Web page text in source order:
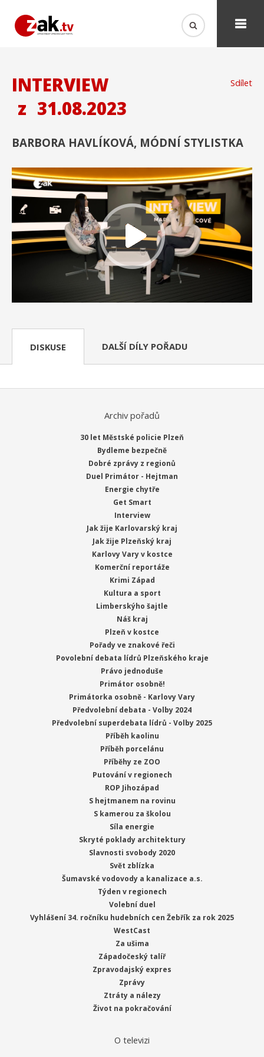
Sdílet
INTERVIEW
z 31.08.2023
BARBORA HAVLÍKOVÁ, MÓDNÍ STYLISTKA
DISKUSE DALŠÍ DÍLY POŘADU
Archiv pořadů
30 let Městské policie Plzeň
Bydleme bezpečně
Dobré zprávy z regionů
Duel Primátor - Hejtman
Energie chytře
Get Smart
Interview
Jak žije Karlovarský kraj
Jak žije Plzeňský kraj
Karlovy Vary v kostce
Komerční reportáže
Krimi Západ
Kultura a sport
Limberskýho šajtle
Náš kraj
Plzeň v kostce
Pořady ve znakové řeči
Povolební debata lídrů Plzeňského kraje
Právo jednoduše
Primátor osobně!
Primátorka osobně - Karlovy Vary
Předvolební debata - Volby 2024
Předvolební superdebata lídrů - Volby 2025
Příběh kaolinu
Příběh porcelánu
Příběhy ze ZOO
Putování v regionech
ROP Jihozápad
S hejtmanem na rovinu
S kamerou za školou
Síla energie
Skryté poklady architektury
Slavnosti svobody 2020
Svět zblízka
Šumavské vodovody a kanalizace a.s.
Týden v regionech
Volební duel
Vyhlášení 34. ročníku hudebních cen Žebřík za rok 2025
WestCast
Za ušima
Západočeský talíř
Zpravodajský expres
Zprávy
Ztráty a nálezy
Život na pokračování
O televizi